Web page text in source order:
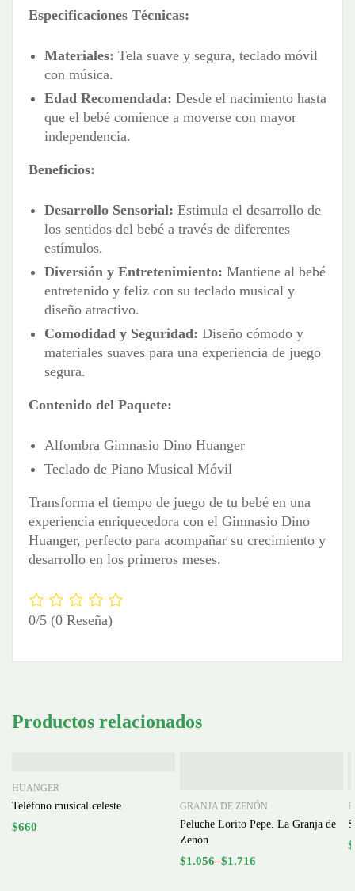
Especificaciones Técnicas:
Materiales: Tela suave y segura, teclado móvil
con música.
Edad Recomendada: Desde el nacimiento hasta
que el bebé comience a moverse con mayor
independencia.
Beneficios:
Desarrollo Sensorial: Estimula el desarrollo de
los sentidos del bebé a través de diferentes
estímulos.
Diversión y Entretenimiento: Mantiene al bebé
entretenido y feliz con su teclado musical y
diseño atractivo.
Comodidad y Seguridad: Diseño cómodo y
materiales suaves para una experiencia de juego
segura.
Contenido del Paquete:
Alfombra Gimnasio Dino Huanger
Teclado de Piano Musical Móvil
Transforma el tiempo de juego de tu bebé en una
experiencia enriquecedora con el Gimnasio Dino
Huanger, perfecto para acompañar su crecimiento y
desarrollo en los primeros meses.
0/5 (0 Reseña)
Productos relacionados
HUANGER
Teléfono musical celeste
$660
GRANJA DE ZENÓN
Peluche Lorito Pepe. La Granja de
Zenón
$1.056–$1.716
$